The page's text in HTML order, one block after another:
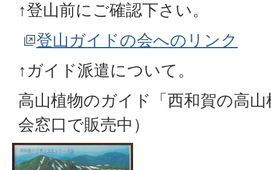
↑登山前にご確認下さい。
登山ガイドの会へのリンク
↑ガイド派遣について。
高山植物のガイド「西和賀の高
会窓口で販売中）